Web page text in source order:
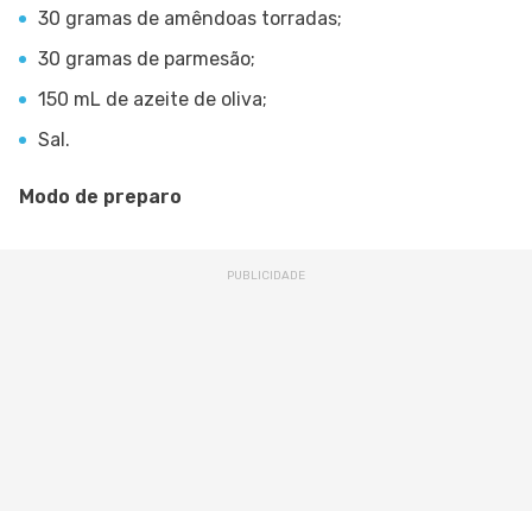
30 gramas de amêndoas torradas;
30 gramas de parmesão;
150 mL de azeite de oliva;
Sal.
Modo de preparo